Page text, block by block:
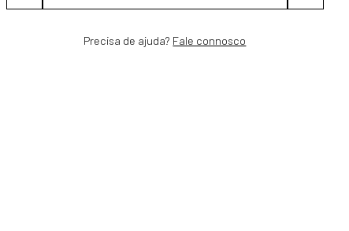
Precisa de ajuda? Fale connosco